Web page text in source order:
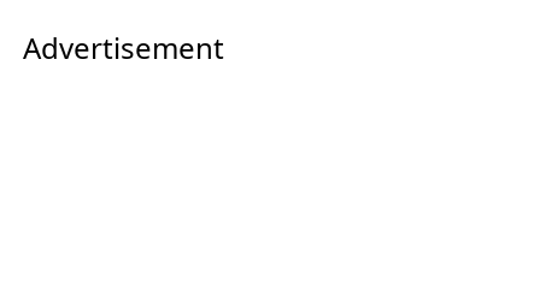
Advertisement